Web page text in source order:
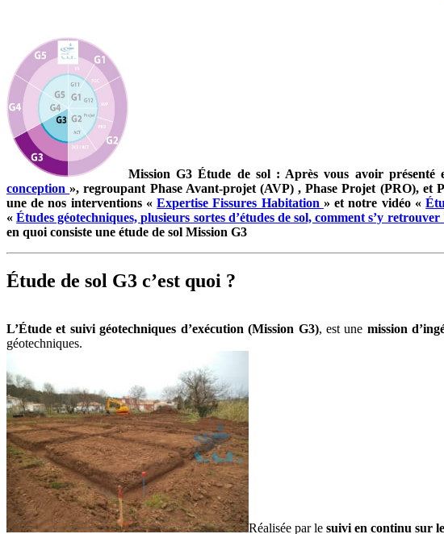
Mission G3 Étude de sol : Après vous avoir présenté
conception», regroupant Phase Avant-projet (AVP) , Phase Projet (PRO), et
une de nos interventions «Expertise Fissures Habitation » et notre vidéo «
«Études géotechniques, plusieurs sortes d’études de sol, comment s’y retrouver
en quoi consiste une étude de sol Mission G3
Étude de sol G3 c’est quoi ?
L’Étude et suivi géotechniques d’exécution (Mission G3), est une mission
géotechniques.
Réalisée par lesuivi en continu sur